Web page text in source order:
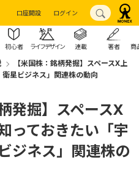
口座開設 ログイン
初心者 ライフデザイン 連載 著者 商
【米国株：銘柄発掘】スペースX上
星ビジネス」関連株の動向
発掘】スペースX
っておきたい「宇
ジネス」関連株の